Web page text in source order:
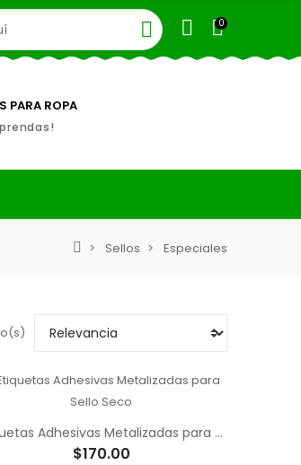
0
PARA ROPA
Sellos Especiales
Etiquetas Adhesivas Metalizadas para Sello Seco
$170.00